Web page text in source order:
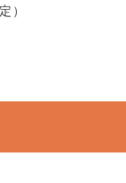
）
す！